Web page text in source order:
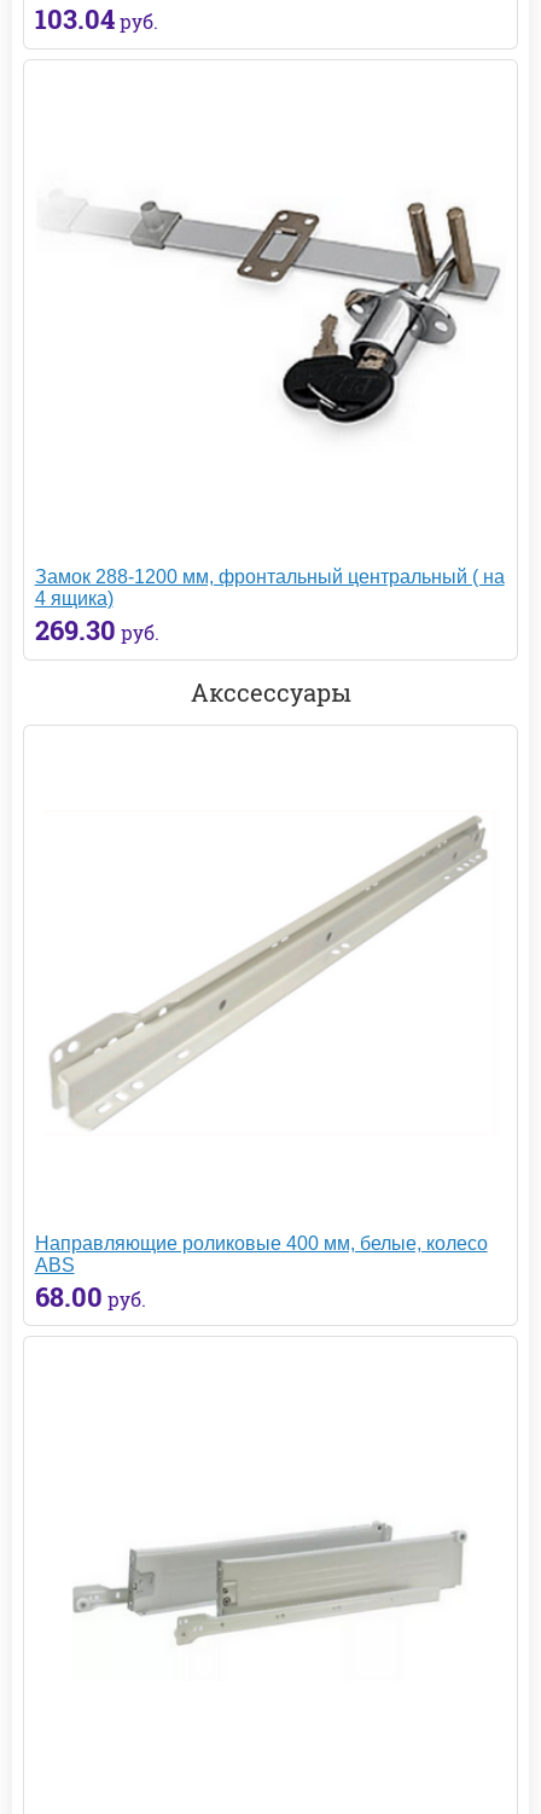
103.04 руб.
Замок 288-1200 мм, фронтальный центральный ( на
4 ящика)
269.30 руб.
Акссессуары
Направляющие роликовые 400 мм, белые, колесо
ABS
68.00 руб.